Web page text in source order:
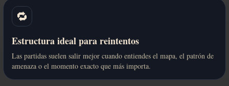
🔁
Estructura ideal para reintentos
Las partidas suelen salir mejor cuando entiendes el mapa, el patrón de
amenaza o el momento exacto que más importa.